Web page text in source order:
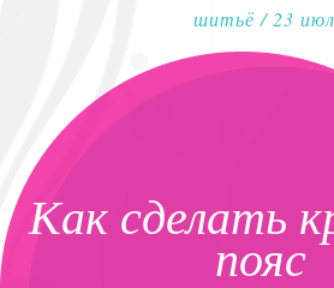
шитьё / 23
Как сделать
пояс